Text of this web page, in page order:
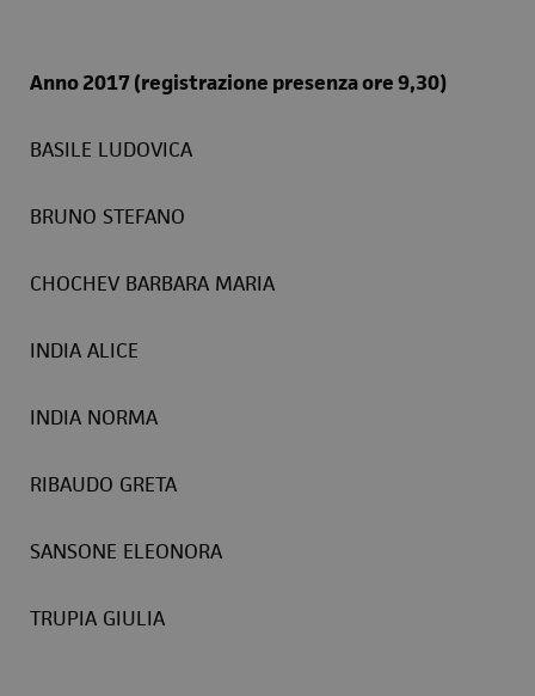
Anno 2017 (registrazione presenza ore 9,30)
BASILE LUDOVICA
BRUNO STEFANO
CHOCHEV BARBARA MARIA
INDIA ALICE
INDIA NORMA
RIBAUDO GRETA
SANSONE ELEONORA
TRUPIA GIULIA